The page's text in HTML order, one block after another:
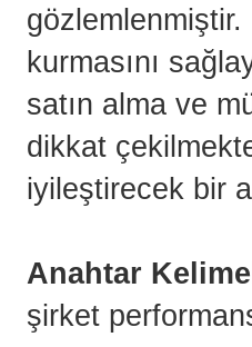
kurmasını
satın alma ve
dikkat
iyileştirecek bir
Anahtar
şirket